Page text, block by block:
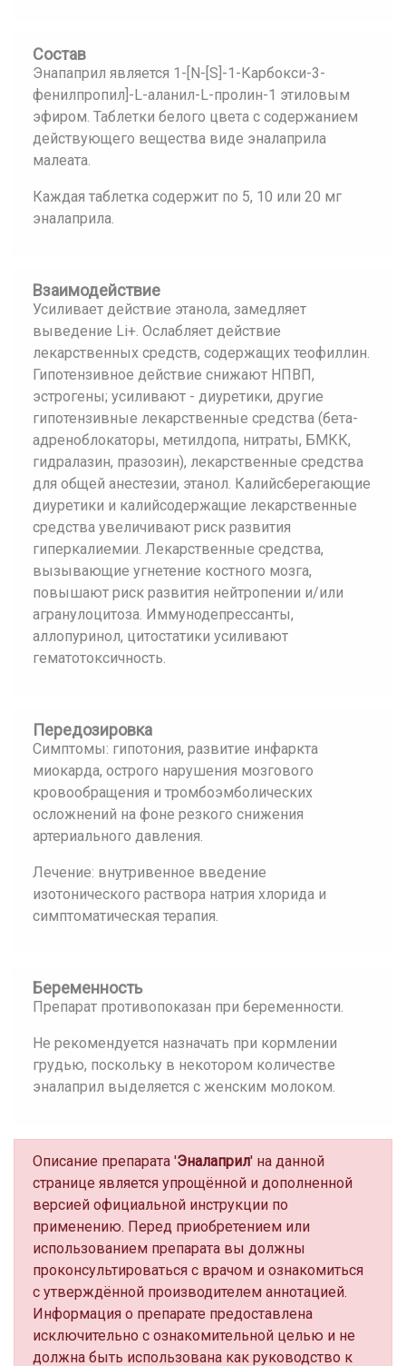
Состав
Энапаприл является 1-[N-[S]-1-Карбокси-3-
фенилпропил]-L-аланил-L-пролин-1 этиловым
эфиром. Таблетки белого цвета с содержанием
действующего вещества виде эналаприла
малеата.
Каждая таблетка содержит по 5, 10 или 20 мг
эналаприла.
Взаимодействие
Усиливает действие этанола, замедляет
выведение Li+. Ослабляет действие
лекарственных средств, содержащих теофиллин.
Гипотензивное действие снижают НПВП,
эстрогены; усиливают - диуретики, другие
гипотензивные лекарственные средства (бета-
адреноблокаторы, метилдопа, нитраты, БМКК,
гидралазин, празозин), лекарственные средства
для общей анестезии, этанол. Калийсберегающие
диуретики и калийсодержащие лекарственные
средства увеличивают риск развития
гиперкалиемии. Лекарственные средства,
вызывающие угнетение костного мозга,
повышают риск развития нейтропении и/или
агранулоцитоза. Иммунодепрессанты,
аллопуринол, цитостатики усиливают
гематотоксичность.
Передозировка
Симптомы: гипотония, развитие инфаркта
миокарда, острого нарушения мозгового
кровообращения и тромбоэмболических
осложнений на фоне резкого снижения
артериального давления.
Лечение: внутривенное введение
изотонического раствора натрия хлорида и
симптоматическая терапия.
Беременность
Препарат противопоказан при беременности.
Не рекомендуется назначать при кормлении
грудью, поскольку в некотором количестве
эналаприл выделяется с женским молоком.
Описание препарата 'Эналаприл' на данной
странице является упрощённой и дополненной
версией официальной инструкции по
применению. Перед приобретением или
использованием препарата вы должны
проконсультироваться с врачом и ознакомиться
с утверждённой производителем аннотацией.
Информация о препарате предоставлена
исключительно с ознакомительной целью и не
должна быть использована как руководство к